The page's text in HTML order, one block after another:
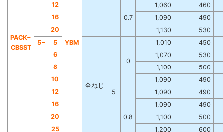
PACK−
CBSST
YBM
12
0.7
1,060
460
16
1,090
490
20
1,130
530
5−
5
全ねじ
5
0
1,010
450
6
1,070
530
8
1,100
500
10
1,090
490
12
0.8
1,090
490
16
1,090
490
20
1,100
500
25
1,200 600